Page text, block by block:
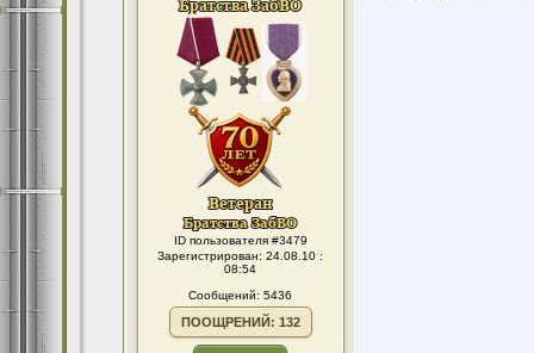
ID пользователя #3479
Зарегистрирован: 24.08.10 :
08:54
Сообщений: 5436
ПООЩРЕНИЙ: 132